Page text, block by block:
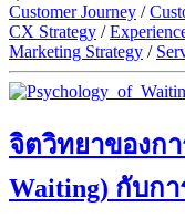
Customer Journey /
CX Strategy /
Marketing Strategy /
จิตวิทยาของกา
Waiting) กับก